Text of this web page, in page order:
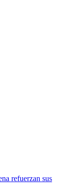
refuerzan sus